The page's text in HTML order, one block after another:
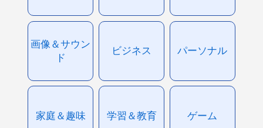
画像＆サウン
ド
ビジネス パーソナル
家庭＆趣味 学習＆教育 ゲーム